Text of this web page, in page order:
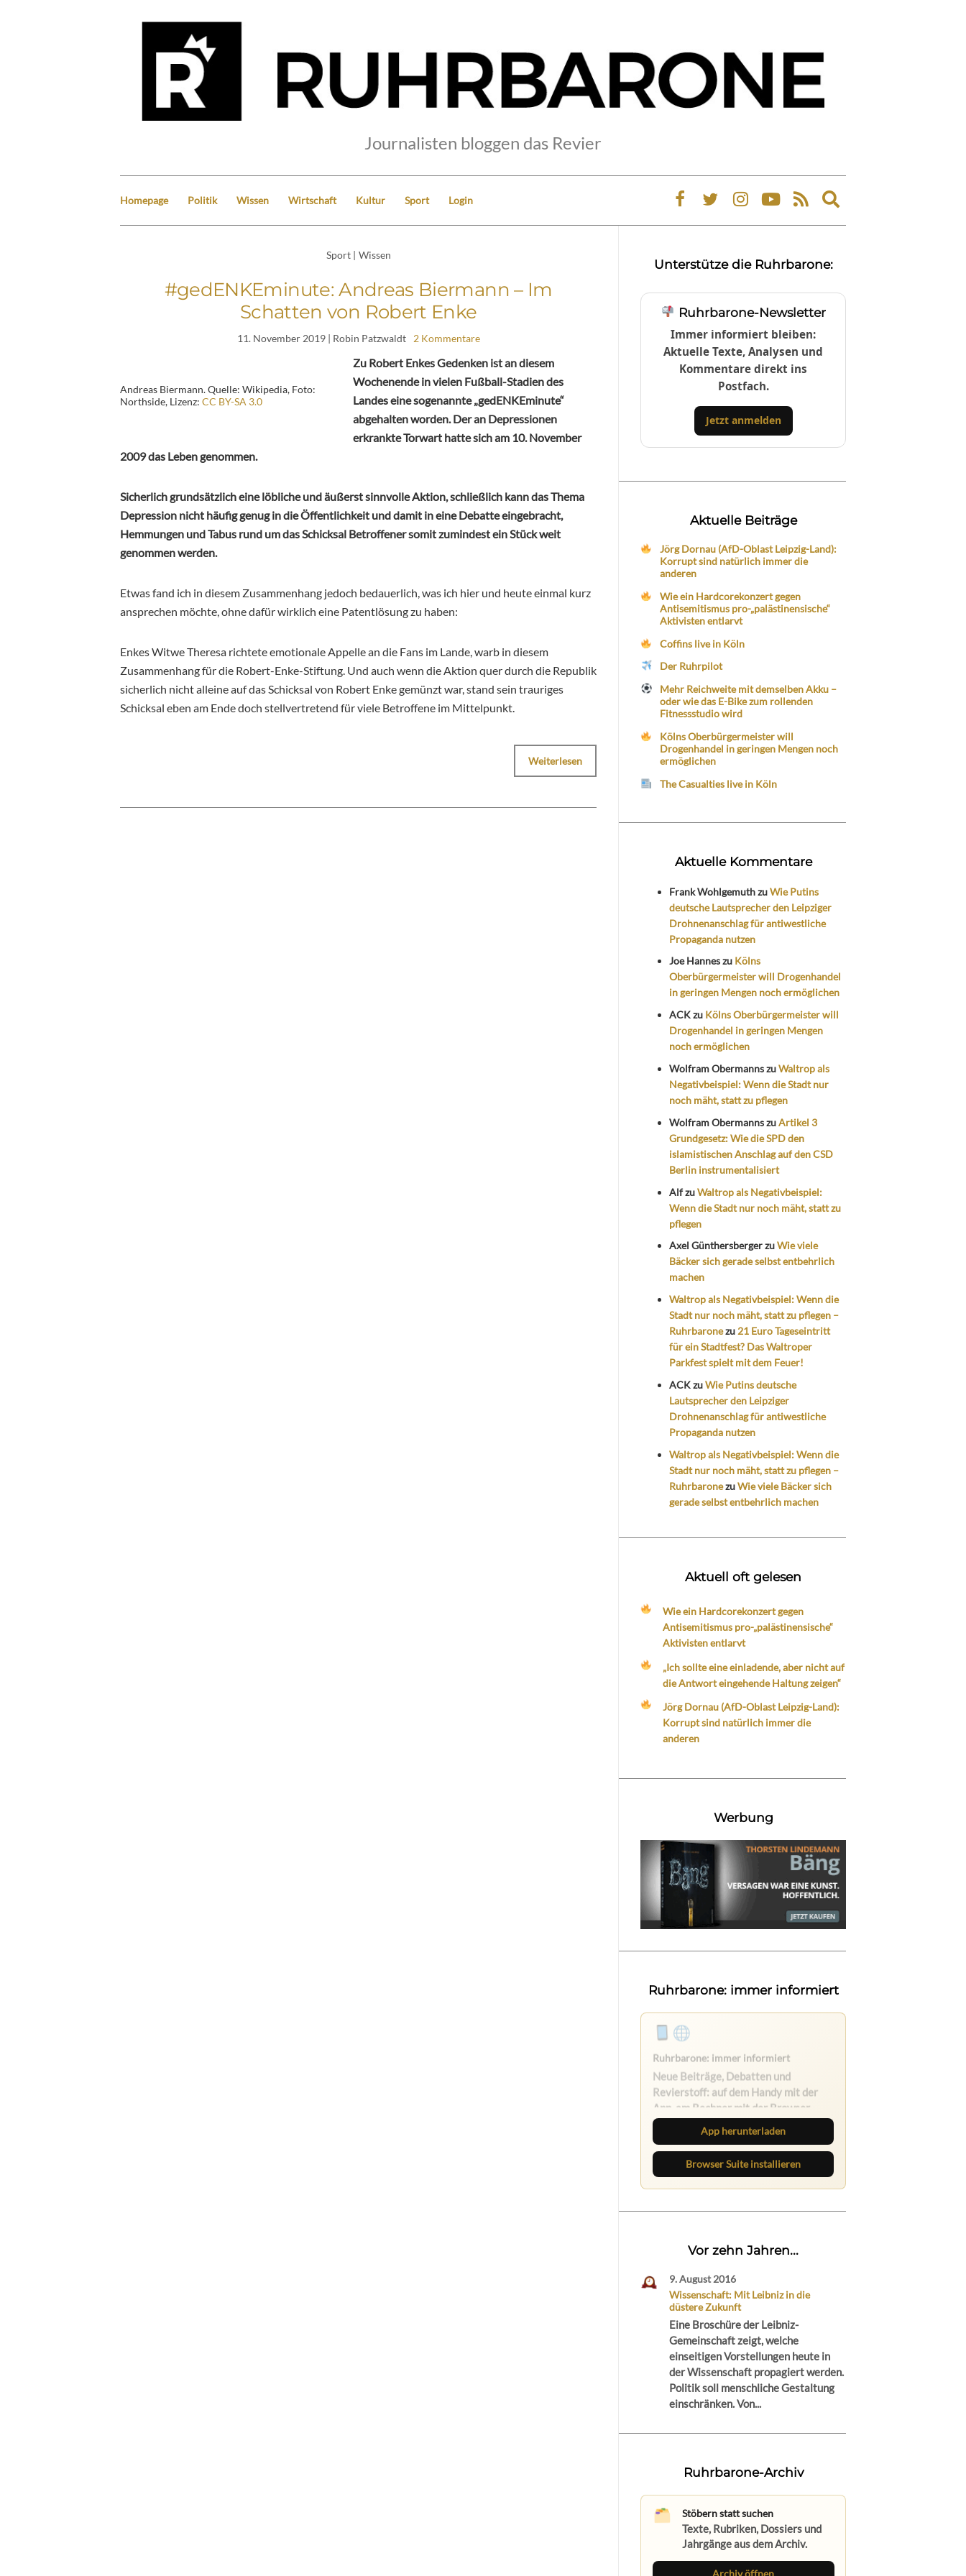
Journalisten bloggen das Revier
Homepage Politik Wissen Wirtschaft Kultur Sport Login
Expand
search
Sport | Wissen
#gedENKEminute: Andreas Biermann – Im
Schatten von Robert Enke
11. November 2019| Robin Patzwaldt 2 Kommentare
Andreas Biermann. Quelle: Wikipedia, Foto:
Northside, Lizenz: CC BY-SA 3.0
Zu Robert Enkes Gedenken ist an diesem
Wochenende in vielen Fußball-Stadien des
Landes eine sogenannte „gedENKEminute“
abgehalten worden. Der an Depressionen
erkrankte Torwart hatte sich am 10. November
2009 das Leben genommen.
Sicherlich grundsätzlich eine löbliche und äußerst sinnvolle Aktion, schließlich kann das Thema
Depression nicht häufig genug in die Öffentlichkeit und damit in eine Debatte eingebracht,
Hemmungen und Tabus rund um das Schicksal Betroffener somit zumindest ein Stück weit
genommen werden.
Etwas fand ich in diesem Zusammenhang jedoch bedauerlich, was ich hier und heute einmal kurz
ansprechen möchte, ohne dafür wirklich eine Patentlösung zu haben:
Enkes Witwe Theresa richtete emotionale Appelle an die Fans im Lande, warb in diesem
Zusammenhang für die Robert-Enke-Stiftung. Und auch wenn die Aktion quer durch die Republik
sicherlich nicht alleine auf das Schicksal von Robert Enke gemünzt war, stand sein trauriges
Schicksal eben am Ende doch stellvertretend für viele Betroffene im Mittelpunkt.
Weiterlesen
Unterstütze die Ruhrbarone:
Ruhrbarone-Newsletter
Immer informiert bleiben:
Aktuelle Texte, Analysen und
Kommentare direkt ins
Postfach.
Jetzt anmelden
Aktuelle Beiträge
Jörg Dornau (AfD-Oblast Leipzig-Land):
Korrupt sind natürlich immer die
anderen
Wie ein Hardcorekonzert gegen
Antisemitismus pro-„palästinensische“
Aktivisten entlarvt
Coffins live in Köln
Der Ruhrpilot
Mehr Reichweite mit demselben Akku –
oder wie das E-Bike zum rollenden
Fitnessstudio wird
Kölns Oberbürgermeister will
Drogenhandel in geringen Mengen noch
ermöglichen
The Casualties live in Köln
Aktuelle Kommentare
Frank WohlgemuthzuWie Putins
deutsche Lautsprecher den Leipziger
Drohnenanschlag für antiwestliche
Propaganda nutzen
Joe Hanneszu Kölns
Oberbürgermeister will Drogenhandel
in geringen Mengen noch ermöglichen
ACKzu Kölns Oberbürgermeister will
Drogenhandel in geringen Mengen
noch ermöglichen
Wolfram ObermannszuWaltrop als
Negativbeispiel: Wenn die Stadt nur
noch mäht, statt zu pflegen
Wolfram ObermannszuArtikel 3
Grundgesetz: Wie die SPD den
islamistischen Anschlag auf den CSD
Berlin instrumentalisiert
AlfzuWaltrop als Negativbeispiel:
Wenn die Stadt nur noch mäht, statt zu
pflegen
Axel GünthersbergerzuWie viele
Bäcker sich gerade selbst entbehrlich
machen
Waltrop als Negativbeispiel: Wenn die
Stadt nur noch mäht, statt zu pflegen –
Ruhrbaronezu 21 Euro Tageseintritt
für ein Stadtfest? Das Waltroper
Parkfest spielt mit dem Feuer!
ACKzuWie Putins deutsche
Lautsprecher den Leipziger
Drohnenanschlag für antiwestliche
Propaganda nutzen
Waltrop als Negativbeispiel: Wenn die
Stadt nur noch mäht, statt zu pflegen –
RuhrbaronezuWie viele Bäcker sich
gerade selbst entbehrlich machen
Aktuell oft gelesen
Wie ein Hardcorekonzert gegen
Antisemitismus pro-„palästinensische“
Aktivisten entlarvt
„Ich sollte eine einladende, aber nicht auf
die Antwort eingehende Haltung zeigen“
Jörg Dornau (AfD-Oblast Leipzig-Land):
Korrupt sind natürlich immer die
anderen
Werbung
Ruhrbarone: immer informiert
Lies unterwegs weiter, speichere
Beiträge und behalte neue Texte
direkt im Browser im Blick.
App herunterladen
Browser Suite installieren
Vor zehn Jahren...
9. August 2016
Wissenschaft: Mit Leibniz in die
düstere Zukunft
Eine Broschüre der Leibniz-
Gemeinschaft zeigt, welche
einseitigen Vorstellungen heute in
der Wissenschaft propagiert werden.
Politik soll menschliche Gestaltung
einschränken. Von...
Ruhrbarone-Archiv
Stöbern statt suchen
Texte, Rubriken, Dossiers und
Jahrgänge aus dem Archiv.
Archiv öffnen